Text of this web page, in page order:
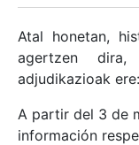
Erakutsi/Ezkutatu
Erakutsi/Ezkutatu
Atal honetan,
agertzen
adjudikazioak ere:
A partir del 3 de
información